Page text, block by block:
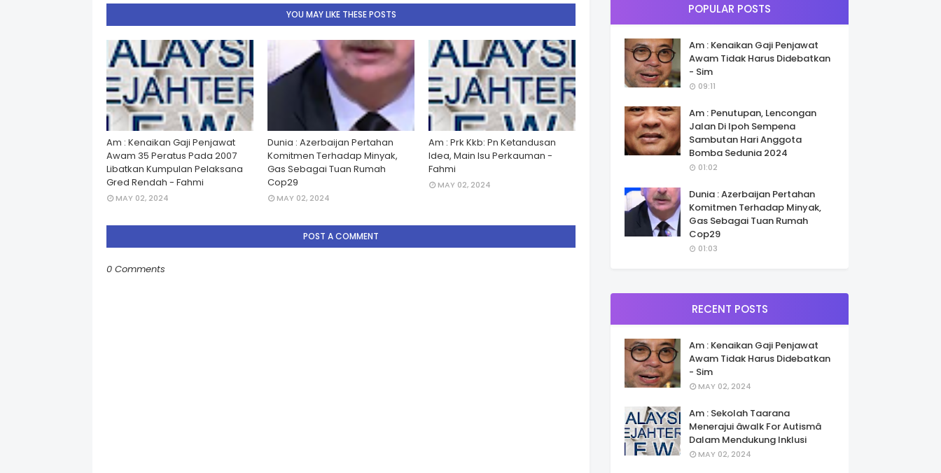
YOU MAY LIKE THESE POSTS
Am : Kenaikan Gaji Penjawat
Awam 35 Peratus Pada 2007
Libatkan Kumpulan Pelaksana
Gred Rendah - Fahmi
MAY 02, 2024
Dunia : Azerbaijan Pertahan
Komitmen Terhadap Minyak,
Gas Sebagai Tuan Rumah
Cop29
MAY 02, 2024
Am : Prk Kkb: Pn Ketandusan
Idea, Main Isu Perkauman -
Fahmi
MAY 02, 2024
POST A COMMENT
0 Comments
POPULAR POSTS
Am : Kenaikan Gaji Penjawat
Awam Tidak Harus Didebatkan
- Sim
09:11
Am : Penutupan, Lencongan
Jalan Di Ipoh Sempena
Sambutan Hari Anggota
Bomba Sedunia 2024
01:02
Dunia : Azerbaijan Pertahan
Komitmen Terhadap Minyak,
Gas Sebagai Tuan Rumah
Cop29
01:03
RECENT POSTS
Am : Kenaikan Gaji Penjawat
Awam Tidak Harus Didebatkan
- Sim
MAY 02, 2024
Am : Sekolah Taarana
Menerajui âwalk For Autismâ
Dalam Mendukung Inklusi
MAY 02, 2024